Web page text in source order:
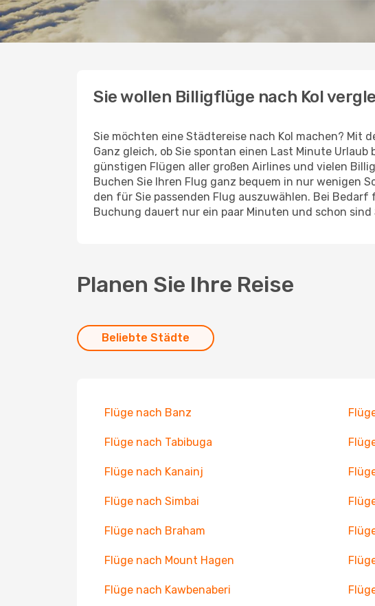
Sie wollen Billigflüge nach Kol
Sie möchten eine Städtereise nach Kol machen? Mit
Ganz gleich, ob Sie spontan einen Last Minute
günstigen Flügen aller großen Airlines und vielen
Buchen Sie Ihren Flug ganz bequem in nur wenigen
den für Sie passenden Flug auszuwählen. Bei
Buchung dauert nur ein paar Minuten und schon sind
Planen Sie Ihre Reise
Beliebte Städte
Flüge nach Banz
Flüge nach Tabibuga
Flüge nach Kanainj
Flüge nach Simbai
Flüge nach Braham
Flüge nach Mount Hagen
Flüge nach Kawbenaberi